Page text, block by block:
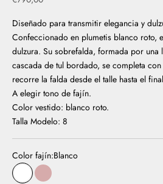
Diseñado para transmitir elegancia y
Confeccionado en plumetis blanco roto,
dulzura. Su sobrefalda, formada por una
cascada de tul bordado, se completa
recorre la falda desde el talle hasta el
A elegir tono de fajín.
Color vestido: blanco roto.
Talla Modelo: 8
Color fajín:Blanco
Blancorosa